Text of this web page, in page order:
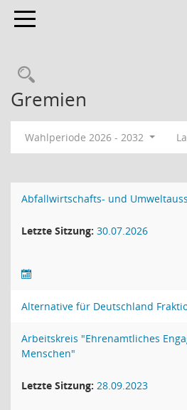
Toggle navigation
Rechercheauswahl
Gremien
Wahlperiode 2026 - 2032
Abfallwirtschafts- und
Letzte Sitzung: 30.07.2026
Alternative für Deutschland
Arbeitskreis "Ehrenamtliches
Menschen"
Letzte Sitzung: 28.09.2023